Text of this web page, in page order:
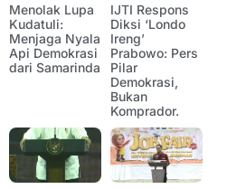
Menolak Lupa
Kudatuli:
Menjaga Nyala
Api Demokrasi
dari Samarinda
IJTI Respons
Diksi ‘Londo
Ireng’
Prabowo: Pers
Pilar
Demokrasi,
Bukan
Komprador.